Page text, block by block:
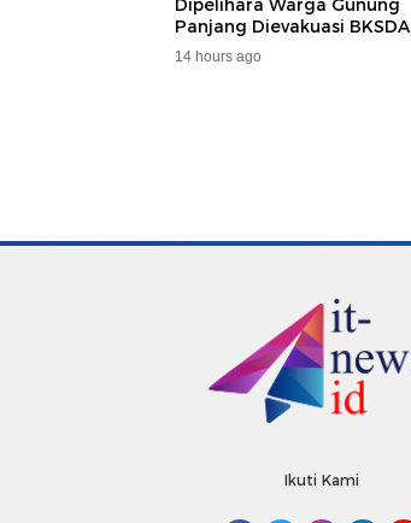
Dipelihara Warga Gunung
Panjang Dievakuasi BKSDA
Dan DAMKAR
14 hours ago
Ikuti Kami